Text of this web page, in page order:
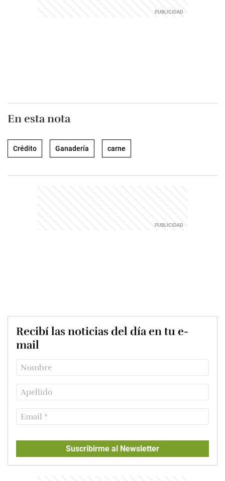
En esta nota
Crédito Ganadería carne
Recibí las noticias del día en tu e-
mail
Suscribirme al Newsletter